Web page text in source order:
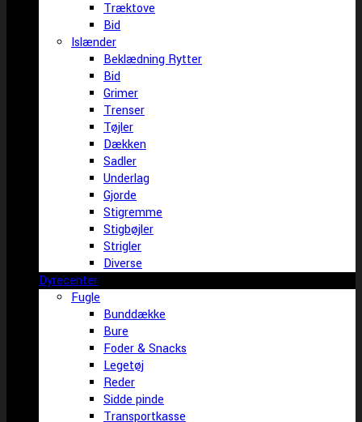
Træktove
Bid
Islænder
Beklædning Rytter
Bid
Grimer
Trenser
Tøjler
Dækken
Sadler
Underlag
Gjorde
Stigremme
Stigbøjler
Strigler
Diverse
Dyrecenter
Fugle
Bunddække
Bure
Foder & Snacks
Legetøj
Reder
Sidde pinde
Transportkasse